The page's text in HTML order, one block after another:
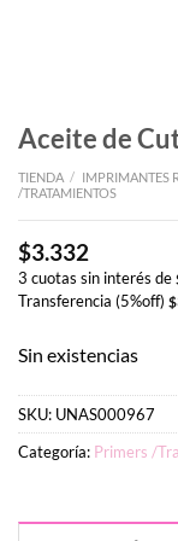
Aceite de
TIENDA / IMPRIMANTES
/TRATAMIENTOS
$3.332
3 cuotas sin interés de
Transferencia (5%off) $
Sin existencias
SKU: UNAS000967
Categoría: Primers /